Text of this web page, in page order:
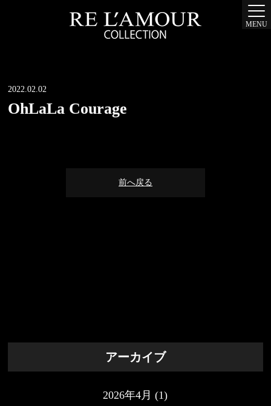
MENU
2022.02.02
OhLaLa Courage
前へ戻る
アーカイブ
2026年4月 (1)